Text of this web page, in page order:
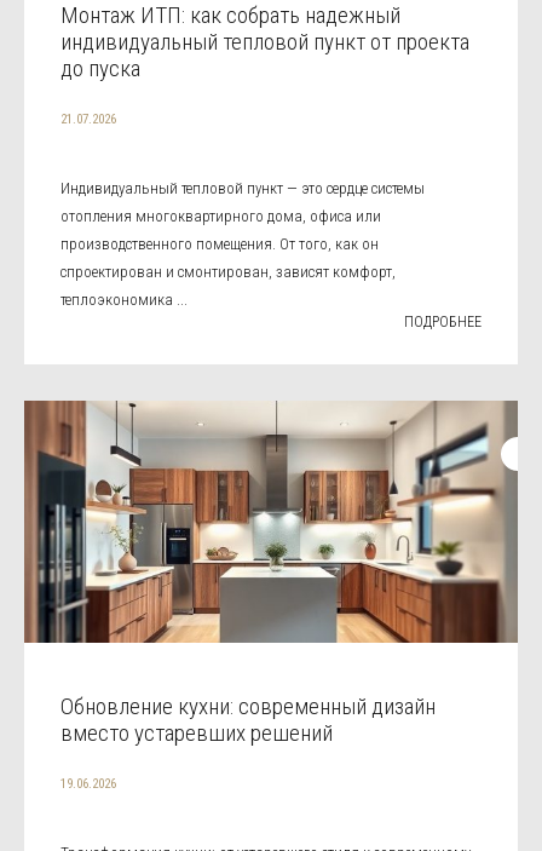
Монтаж ИТП: как собрать надежный
индивидуальный тепловой пункт от проекта
до пуска
21.07.2026
Индивидуальный тепловой пункт — это сердце системы
отопления многоквартирного дома, офиса или
производственного помещения. От того, как он
спроектирован и смонтирован, зависят комфорт,
теплоэкономика ...
ПОДРОБНЕЕ
Обновление кухни: современный дизайн
вместо устаревших решений
19.06.2026